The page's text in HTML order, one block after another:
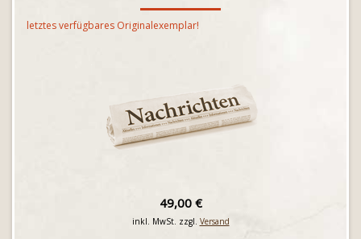
letztes verfügbares Originalexemplar!
49,00 €
inkl. MwSt. zzgl. Versand